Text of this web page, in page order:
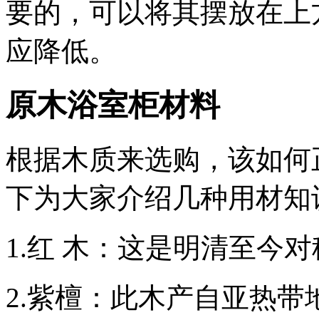
要的，可以将其摆放在
应降低。
原木浴室柜材料
根据木质来选购，该如
下为大家介绍几种用材知
1.红 木：这是明清至今
2.紫檀：此木产自亚热